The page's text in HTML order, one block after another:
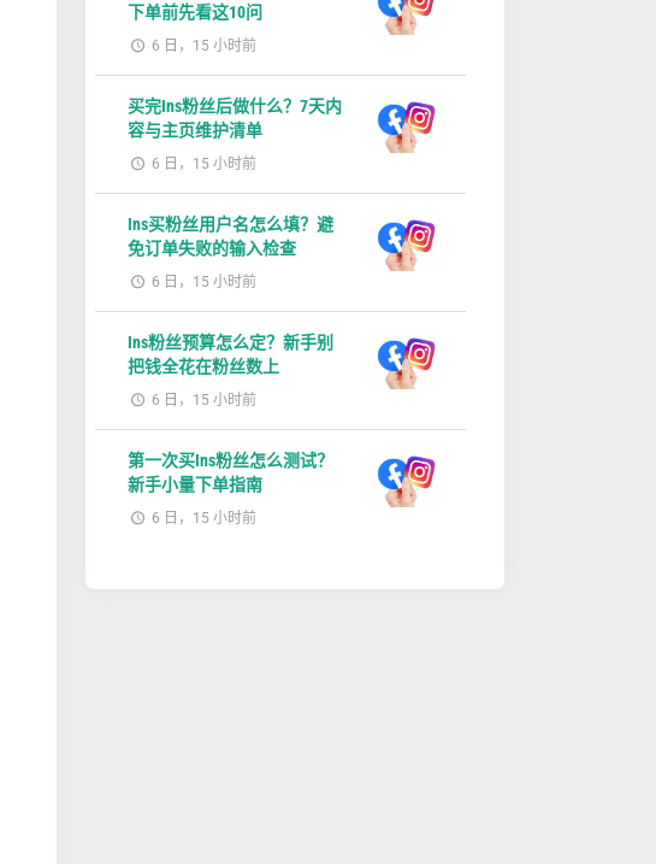
下单前先看这10问
6 日，15 小时前
买完Ins粉丝后做什么？7天内
容与主页维护清单
6 日，15 小时前
Ins买粉丝用户名怎么填？避
免订单失败的输入检查
6 日，15 小时前
Ins粉丝预算怎么定？新手别
把钱全花在粉丝数上
6 日，15 小时前
第一次买Ins粉丝怎么测试？
新手小量下单指南
6 日，15 小时前